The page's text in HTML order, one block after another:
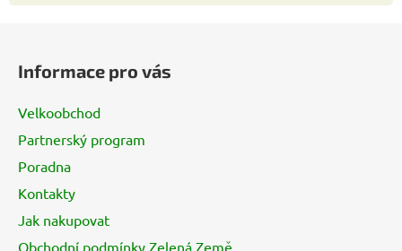
Informace pro vás
Velkoobchod
Partnerský program
Poradna
Kontakty
Jak nakupovat
Obchodní podmínky Zelená Země